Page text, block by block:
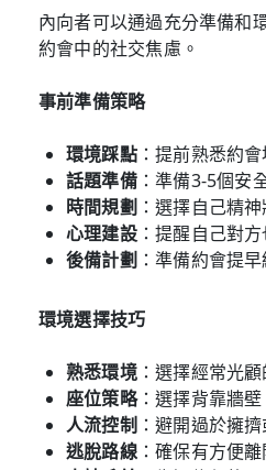
內向者可以通過充分準備和
約會中的社交焦慮。
事前準備策略
環境踩點：提前熟悉約
話題準備：準備3-5個安
時間規劃 ：選擇自己精
心理建設：提醒自己對
後備計劃 ：準備約會提
環境選擇技巧
熟悉環境：選擇經常光
座位策略：選擇背靠牆
人流控制 ：避開過於擁
逃脫路線：確保有方便